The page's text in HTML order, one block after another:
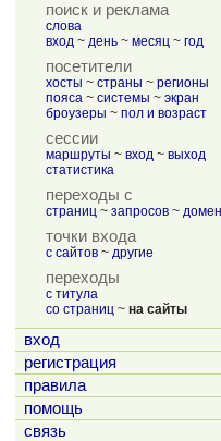
поиск и реклама
слова
вход ~ день ~ месяц ~ год
посетители
хосты ~ страны ~ регионы
пояса ~ системы ~ экран
броузеры ~ пол и возраст
сессии
маршруты ~ вход ~ выход
статистика
переходы с
страниц ~ запросов ~
точки входа
с сайтов ~ другие
переходы
с титула
со страниц ~ на сайты
вход
регистрация
правила
помощь
связь